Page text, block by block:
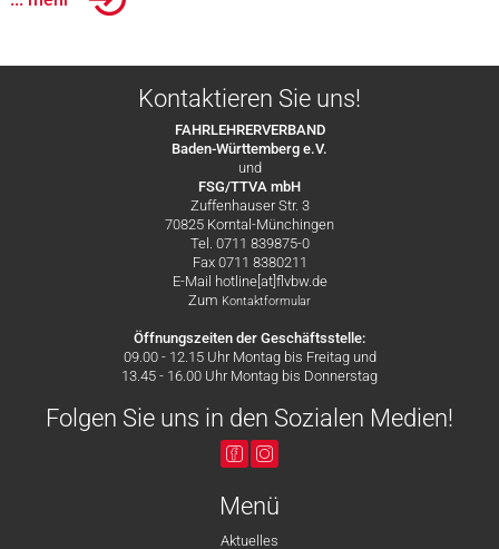
Kontaktieren Sie uns!
FAHRLEHRERVERBAND
Baden-Württemberg e.V.
und
FSG/TTVA mbH
Zuffenhauser Str. 3
70825 Korntal-Münchingen
Tel. 0711 839875-0
Fax 0711 8380211
E-Mail hotline[at]flvbw.de
Zum Kontaktformular
Öffnungszeiten der Geschäftsstelle:
09.00 - 12.15 Uhr Montag bis Freitag und
13.45 - 16.00 Uhr Montag bis Donnerstag
Folgen Sie uns in den Sozialen Medien!
Menü
Aktuelles